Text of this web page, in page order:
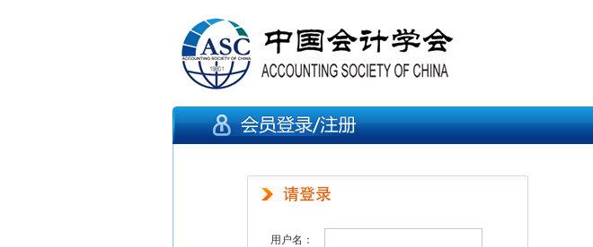
用户名：